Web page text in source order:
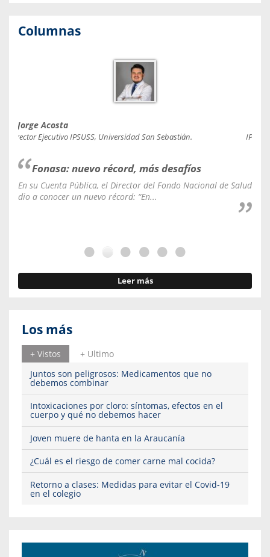
Columnas
Jorge Acosta
Director Ejecutivo IPSUSS, Universidad San Sebastián.
Fonasa: nuevo récord, más desafíos
En su Cuenta Pública, el Director del Fondo Nacional de Salud
dio a conocer un nuevo récord: “En...
Leer más
Los más
+ Vistos
+ Ultimo
Juntos son peligrosos: Medicamentos que no
debemos combinar
Intoxicaciones por cloro: síntomas, efectos en el
cuerpo y qué no debemos hacer
Joven muere de hanta en la Araucanía
¿Cuál es el riesgo de comer carne mal cocida?
Retorno a clases: Medidas para evitar el Covid-19
en el colegio